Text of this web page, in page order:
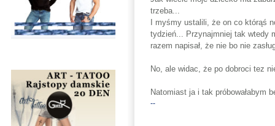
trzeba...
I myśmy ustalili, że on co którąś
tydzień... Przynajmniej tak wtedy
razem napisał, że nie bo nie
No, ale widac, że po dobroci tez
Natomiast ja i tak próbowałabym
--